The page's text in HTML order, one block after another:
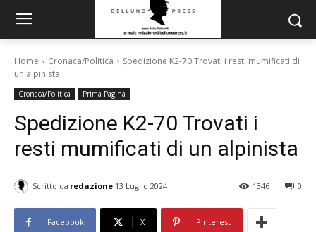
Home Cronaca/Politica
Spedizione K2-70 Trovati i resti mumificati di
un alpinista
Cronaca/Politica Prima Pagina
Spedizione K2-70 Trovati i
resti mumificati di un alpinista
Scritto da redazione 13 Luglio 2024 0
1346
Facebook X Pinterest